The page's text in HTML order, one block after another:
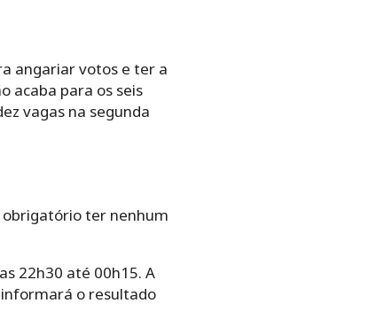
angariar votos e ter a
acaba para os seis
vagas na segunda
obrigatório ter nenhum
22h30 até 00h15. A
o resultado